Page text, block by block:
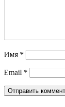
Имя *
Email *